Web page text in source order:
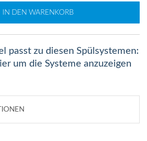
IN DEN WARENKORB
passt zu diesen Spülsystemen:
um die Systeme anzuzeigen